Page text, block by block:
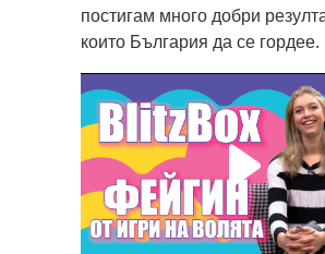
постигам много добри
които България да се гордее.